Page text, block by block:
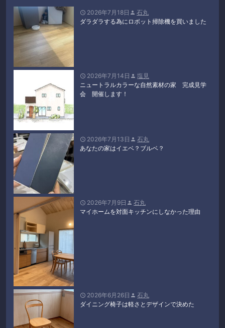
 2026年7月18日  石丸
ダラダラする為にロボット掃除機を買いました
 2026年7月14日  塩見
ニュートラルカラーな自然素材の家 完成見学
会 開催します！
 2026年7月13日  石丸
あなたの家はイエベ？ブルベ？
 2026年7月9日  石丸
マイホームを対面キッチンにしなかった理由
 2026年6月26日  石丸
ダイニング椅子は軽さとデザインで決めた